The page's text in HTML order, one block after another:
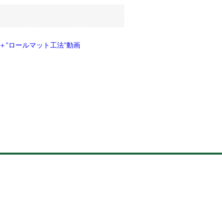
”ロールマット工法”動画